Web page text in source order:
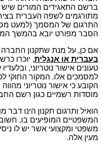
ברשם התאגידים המורים
מתורגמים לשפה העברית
התרגום של המסמך (למעט
הסבר מפורט יובא בהמשך
אם כן, על מנת שתקנון
בעברית או אנגלית, יוכרו
טעונים אישור נוטריוני,
הקובע כי אישור נוטריוני
מוסדות רשמיים כגון רשם
הואיל ותרגום תקנון הינו
המשפטיים המופיעים בו,
משפטי ומקצועי אשר יש לו
מעין אלה.